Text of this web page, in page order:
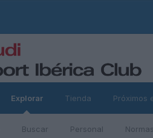
Explorar
Buscar Personal
Tienda Próximos